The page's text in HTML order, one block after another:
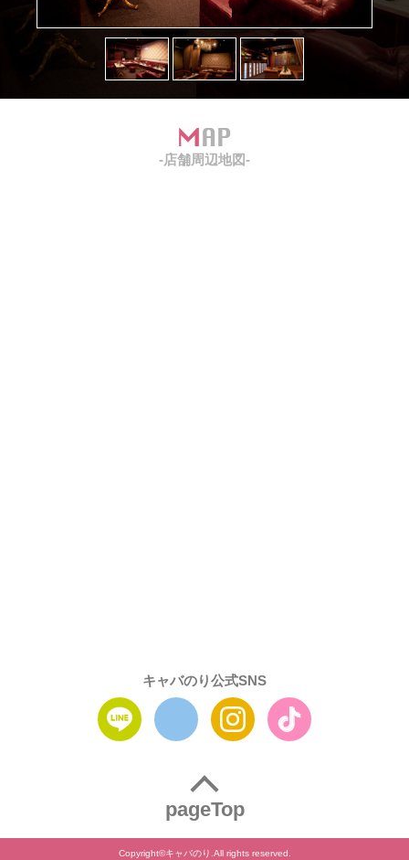
MAP
-店舗周辺地図-
キャバのり公式SNS
pageTop
Copyright©キャバのり.All rights reserved.